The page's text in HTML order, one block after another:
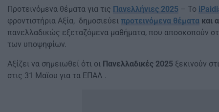
Προτεινόμενα θέματα για τις Πανελλήνιες 2025 – Το
φροντιστήρια Αξία, δημοσιεύει προτεινόμενα θέματα και
πανελλαδικώς εξεταζόμενα μαθήματα, που αποσκοπούν
των υποψηφίων.
Αξίζει να σημειωθεί ότι οι Πανελλαδικές 2025 ξεκινούν
στις 31 Μαϊου για τα ΕΠΑΛ .